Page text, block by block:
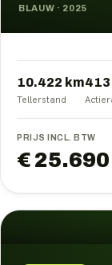
BLAUW · 2025
10.422 km
Tellerstand
413
PRIJS INCL. BTW
€ 25.690